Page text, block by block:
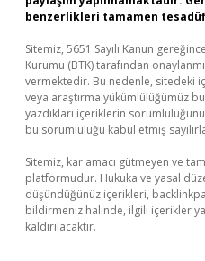
benzerlikleri tamamen
Sitemiz, 5651 Sayılı Kanun
Kurumu (BTK) tarafından
vermektedir. Bu nedenle, sitedeki
veya araştırma yükümlülüğümüz
yazdıkları içeriklerin
bu sorumluluğu kabul etmiş
Sitemiz, kar amacı gütmeyen ve
platformudur. Hukuka ve yasal
düşündüğünüz içerikleri,
bildirmeniz halinde, ilgili içerikler
kaldırılacaktır.